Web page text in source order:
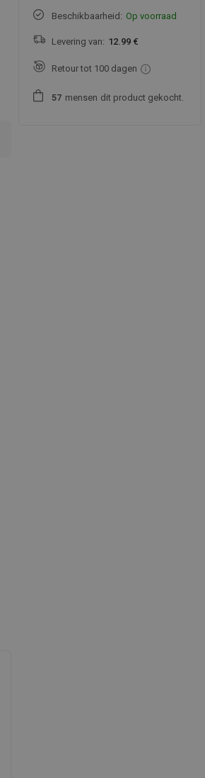
Beschikbaarheid: Op voorraad
Levering van: 12.99 €
Retour tot 100 dagen
57 mensen dit product gekocht.